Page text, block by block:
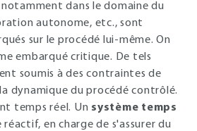
dans le domaine du
autonome, etc., sont
sur le procédé lui-même. On
embarqué critique. De tels
soumis à des contraintes de
dynamique du procédé contrôlé.
temps réel. Un système temps
réactif, en charge de s'assurer du